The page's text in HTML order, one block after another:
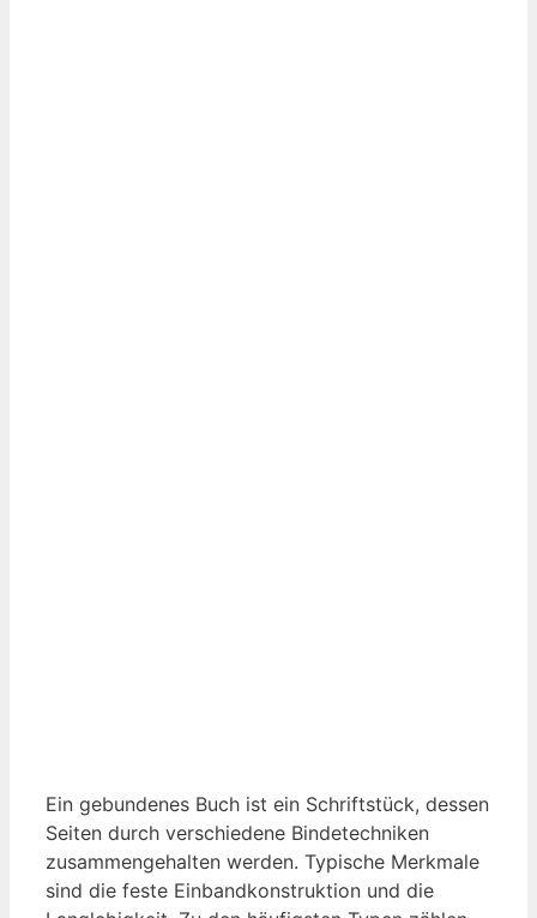
Ein gebundenes Buch ist ein Schriftstück, dessen
Seiten durch verschiedene Bindetechniken
zusammengehalten werden. Typische Merkmale
sind die feste Einbandkonstruktion und die